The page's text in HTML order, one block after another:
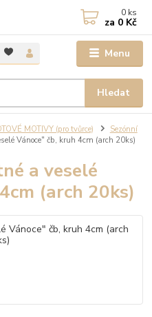
Menu
Hledat
0 ks
za 0 Kč
MOTIVY (pro tvůrce)
Sezónní
Vánoce" čb, kruh 4cm (arch 20ks)
a veselé
(arch 20ks)